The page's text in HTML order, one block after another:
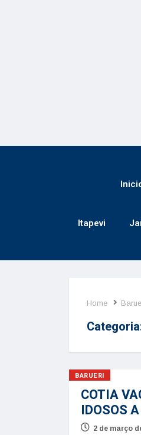
Itapevi
Home
BARUERI
COTIA
IDOSOS
2 de março